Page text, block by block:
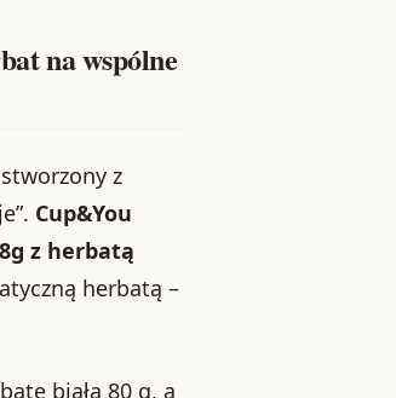
na wspólne
z
Cup&You
8g z herbatą
herbatą –
białą 80 g, a